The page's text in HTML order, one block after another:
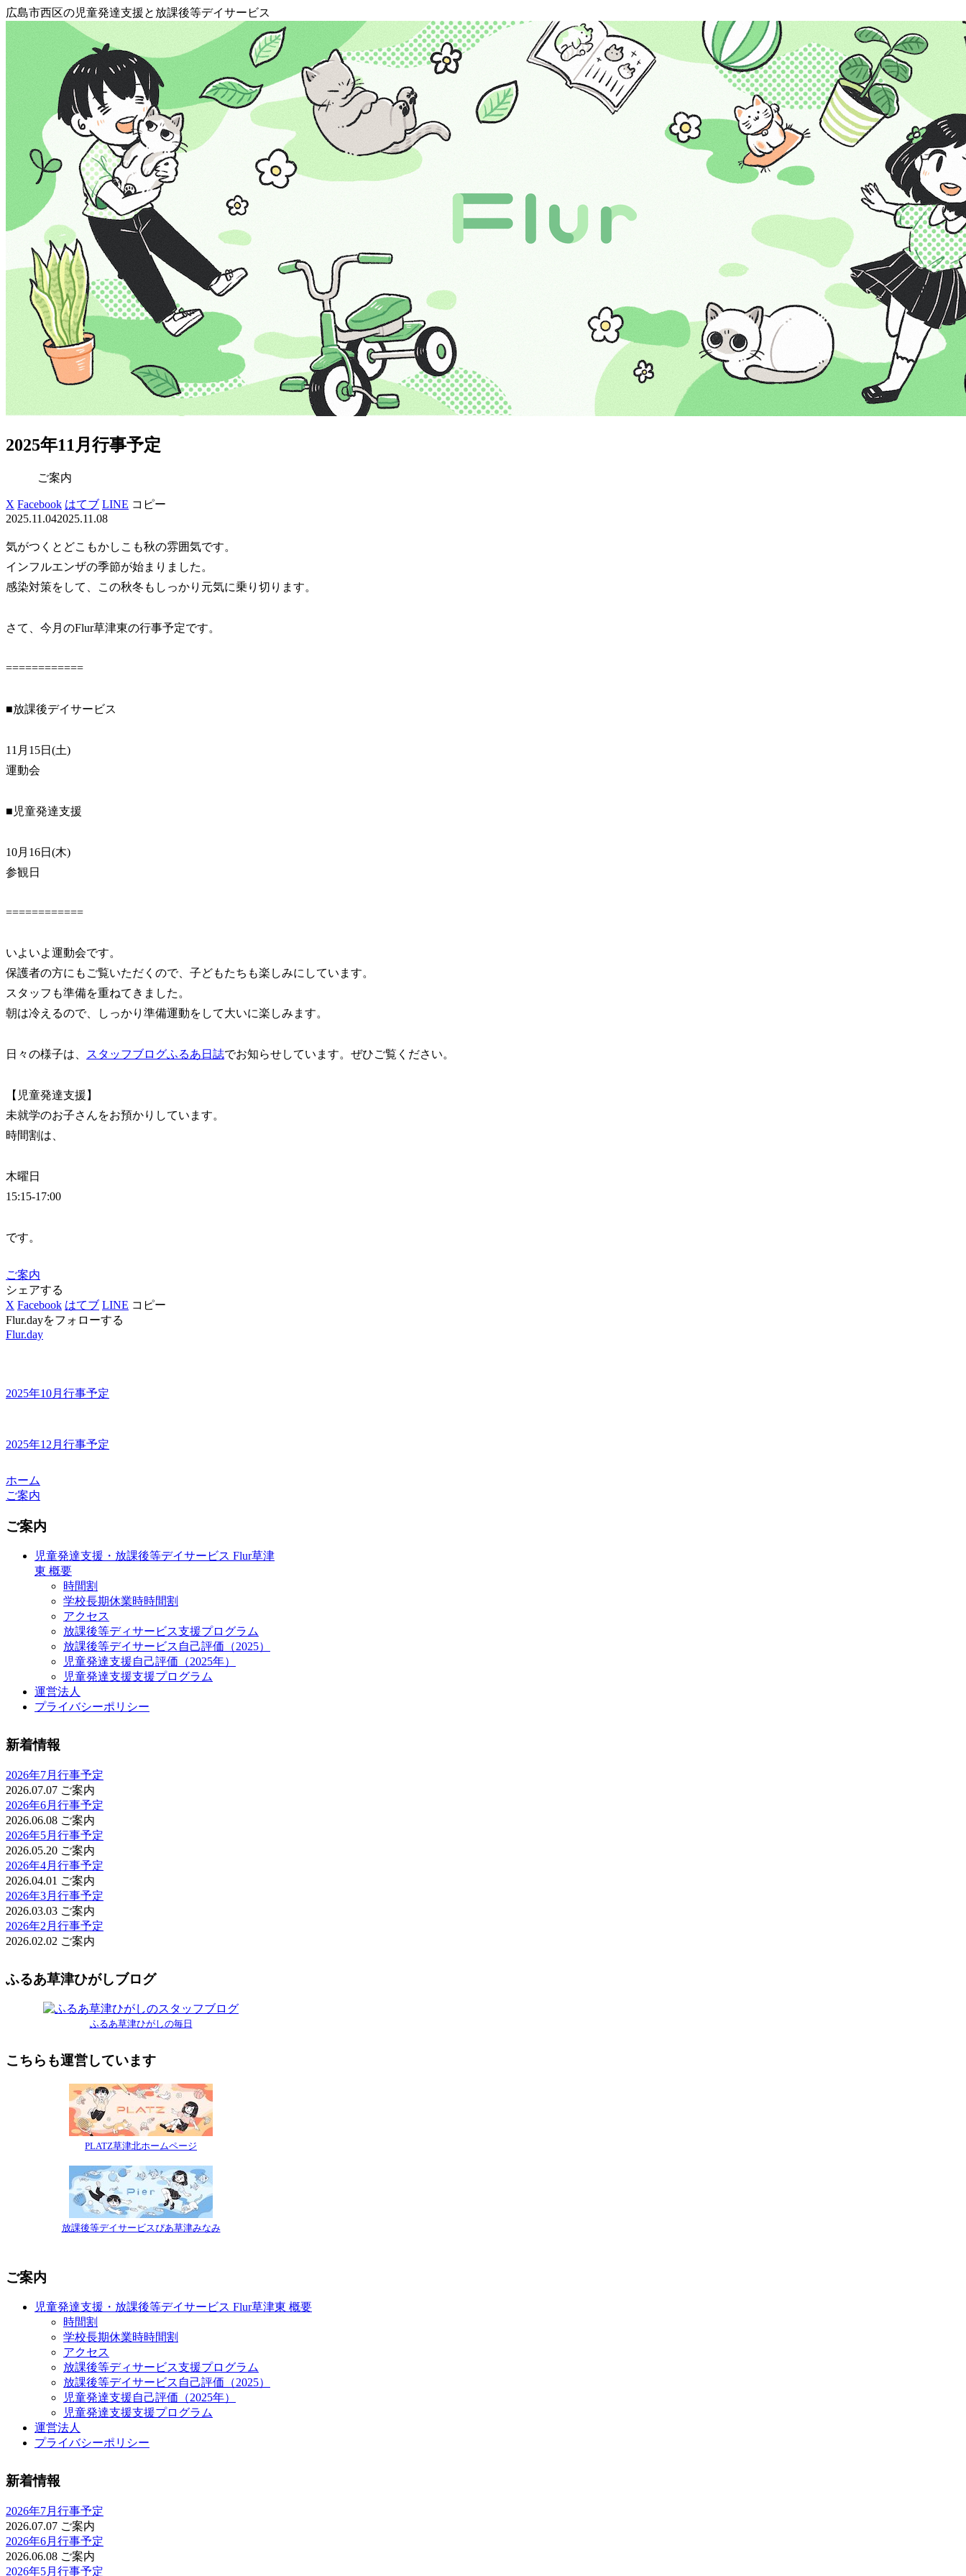
広島市西区の児童発達支援と放課後等デイサービス
2025年11月行事予定
ご案内
X Facebook はてブ LINE コピー
2025.11.042025.11.08
気がつくとどこもかしこも秋の雰囲気です。
インフルエンザの季節が始まりました。
感染対策をして、この秋冬もしっかり元気に乗り切ります。
さて、今月のFlur草津東の行事予定です。
============
■放課後デイサービス
11月15日(土)
運動会
■児童発達支援
10月16日(木)
参観日
============
いよいよ運動会です。
保護者の方にもご覧いただくので、子どもたちも楽しみにしています。
スタッフも準備を重ねてきました。
朝は冷えるので、しっかり準備運動をして大いに楽しみます。
日々の様子は、 スタッフブログふるあ日誌でお知らせしています。ぜひご覧ください。
【児童発達支援】
未就学のお子さんをお預かりしています。
時間割は、
木曜日
15:15-17:00
です。
ご案内
シェアする
X Facebook はてブ LINE コピー
Flur.dayをフォローする
Flur.day
2025年10月行事予定
2025年12月行事予定
ホーム
ご案内
ご案内
児童発達支援・放課後等デイサービス Flur草津
東 概要
時間割
学校長期休業時時間割
アクセス
放課後等ディサービス支援プログラム
放課後等デイサービス自己評価（2025）
児童発達支援自己評価（2025年）
児童発達支援支援プログラム
運営法人
プライバシーポリシー
新着情報
2026年7月行事予定
2026.07.07 ご案内
2026年6月行事予定
2026.06.08 ご案内
2026年5月行事予定
2026.05.20 ご案内
2026年4月行事予定
2026.04.01 ご案内
2026年3月行事予定
2026.03.03 ご案内
2026年2月行事予定
2026.02.02 ご案内
ふるあ草津ひがしブログ
ふるあ草津ひがしの毎日
こちらも運営しています
PLATZ草津北ホームページ
放課後等デイサービスぴあ草津みなみ
ご案内
児童発達支援・放課後等デイサービス Flur草津東 概要
時間割
学校長期休業時時間割
アクセス
放課後等ディサービス支援プログラム
放課後等デイサービス自己評価（2025）
児童発達支援自己評価（2025年）
児童発達支援支援プログラム
運営法人
プライバシーポリシー
新着情報
2026年7月行事予定
2026.07.07 ご案内
2026年6月行事予定
2026.06.08 ご案内
2026年5月行事予定